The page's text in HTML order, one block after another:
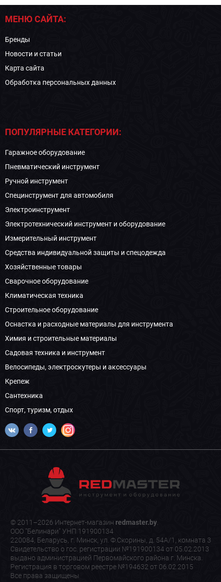
МЕНЮ САЙТА:
Бренды
Новости и статьи
Карта сайта
Обработка персональных данных
ПОПУЛЯРНЫЕ КАТЕГОРИИ:
Гаражное оборудование
Пневматический инструмент
Ручной инструмент
Специнструмент для автомобиля
Электроинструмент
Электротехнический инструмент и оборудование
Измерительный инструмент
Средства индивидуальной защиты и спецодежда
Хозяйственные товары
Сварочное оборудование
Климатическая техника
Строительное оборудование
Оснастка и расходные материалы для инструмента
Химия и строительные материалы
Садовая техника и инструмент
Велосипеды, электроскутеры и аксессуары
Крепеж
Сантехника
Спорт, туризм, отдых
© 2011–2026 Интернет-магазин redmaster.by.
ООО "Белинари" УНП 191900134
220084, Беларусь, г. Минск, ул. Ф.Скорины, д. 54А/1, комната 3
Свидетельство о гос. регистрации №191900134 от 05.02.2013
выдано администрацией Первомайского района г. Минска.
Регистрация в торговом реестре №194632 от 06.02.2015
Все права защищены